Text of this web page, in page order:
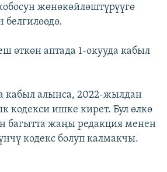
жөнөкөйлөштүрүүгө
өткөн аптада 1-окууда кабыл
кабыл алынса, 2022-жылдан
кодекси ишке кирет. Бул өлкө
багытта жаңы редакция менен
кодекс болуп калмакчы.